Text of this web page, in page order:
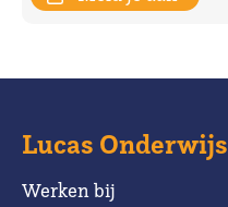
Lucas Onderwijs
Werken bij